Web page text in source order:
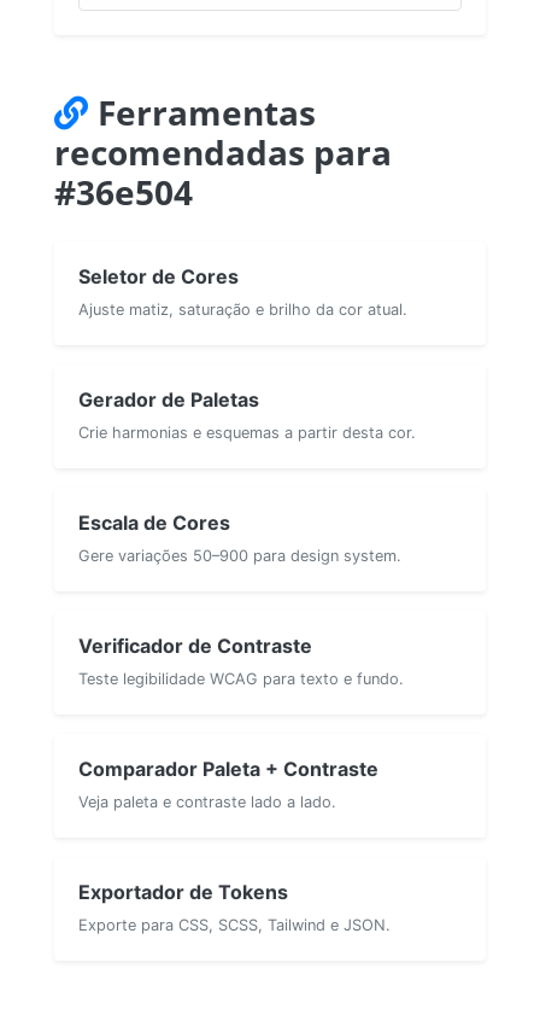
Ferramentas
recomendadas para
#36e504
Seletor de Cores
Ajuste matiz, saturação e brilho da cor atual.
Gerador de Paletas
Crie harmonias e esquemas a partir desta cor.
Escala de Cores
Gere variações 50–900 para design system.
Verificador de Contraste
Teste legibilidade WCAG para texto e fundo.
Comparador Paleta + Contraste
Veja paleta e contraste lado a lado.
Exportador de Tokens
Exporte para CSS, SCSS, Tailwind e JSON.